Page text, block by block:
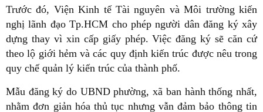
Trước đó, Viện Kinh tế Tài nguyên và Môi trường kiến
nghị lãnh đạo Tp.HCM cho phép người dân đăng ký xây
dựng thay vì xin cấp giấy phép. Việc đăng ký sẽ căn cứ
theo lộ giới hẻm và các quy định kiến trúc được nêu trong
quy chế quản lý kiến trúc của thành phố.
Mẫu đăng ký do UBND phường, xã ban hành thống nhất,
nhằm đơn giản hóa thủ tục nhưng vẫn đảm bảo thông tin